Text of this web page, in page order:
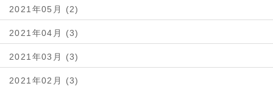
2021年05月 (2)
2021年04月 (3)
2021年03月 (3)
2021年02月 (3)